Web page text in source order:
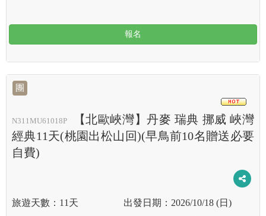
報名
團
N311MU61018P
【北歐峽灣】丹麥 瑞典 挪威 峽灣
經典11天(桃園出松山回)(早鳥前10名贈送必要
自費)
11天 2026/10/18 (日)